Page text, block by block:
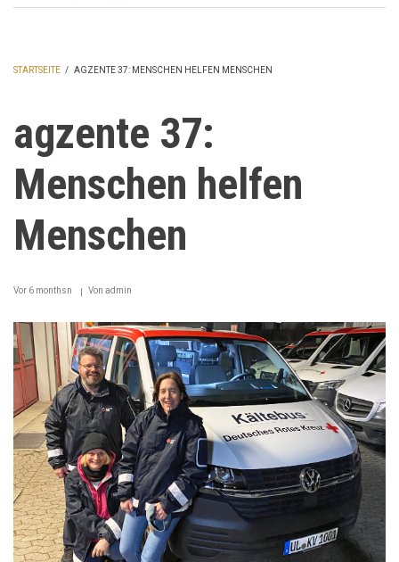
STARTSEITE / AGZENTE 37: MENSCHEN HELFEN MENSCHEN
agzente 37:
Menschen helfen
Menschen
Vor 6 monthsn Von admin